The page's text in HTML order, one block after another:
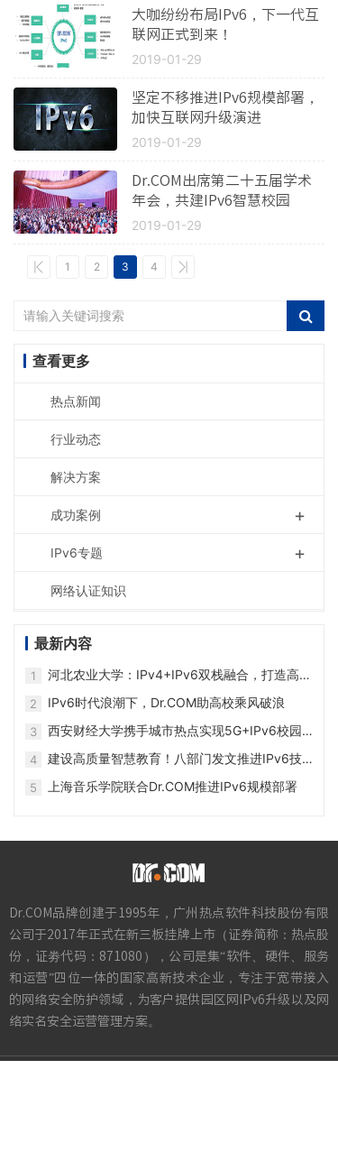
大咖纷纷布局IPv6，下一代互
联网正式到来！
2019-01-29
坚定不移推进IPv6规模部署，
加快互联网升级演进
2019-01-29
Dr.COM出席第二十五届学术
年会，共建IPv6智慧校园
2019-01-29
1 2 3 4
查看更多
热点新闻
行业动态
解决方案
成功案例 +
IPv6专题 +
网络认证知识
最新内容
1
河北农业大学：IPv4+IPv6双栈融合，打造高效
安全PPPOE代拨校园网方案
2 IPv6时代浪潮下，Dr.COM助高校乘风破浪
3
西安财经大学携手城市热点实现5G+IPv6校园
专网建设
4
建设高质量智慧教育！八部门发文推进IPv6技
术演进和应用创新发展
5 上海音乐学院联合Dr.COM推进IPv6规模部署
Dr.COM品牌创建于1995年，广州热点软件科技股份有限
公司于2017年正式在新三板挂牌上市（证券简称：热点股
份，证劵代码：871080），公司是集“软件、硬件、服务
和运营”四位一体的国家高新技术企业，专注于宽带接入
的网络安全防护领域，为客户提供园区网IPv6升级以及网
络实名安全运营管理方案。